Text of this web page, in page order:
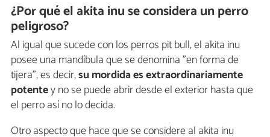
¿Por qué el akita inu se considera un perro
peligroso?
Al igual que sucede con los perros pit bull, el akita inu
posee una mandíbula que se denomina "en forma de
tijera", es decir,su mordida es extraordinariamente
potentey no se puede abrir desde el exterior hasta que
el perro así no lo decida.
Otro aspecto que hace que se considere al akita inu